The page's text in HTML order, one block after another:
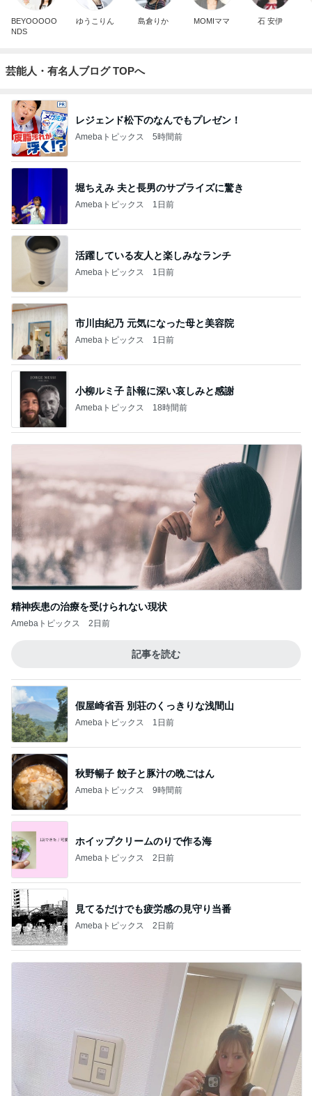
BEYOOOOO
NDS
ゆうこりん 島倉りか MOMIママ 石 安伊
芸能人・有名人ブログ TOPへ
レジェンド松下のなんでもプレゼン！
Amebaトピックス 5時間前
堀ちえみ 夫と長男のサプライズに驚き
Amebaトピックス 1日前
活躍している友人と楽しみなランチ
Amebaトピックス 1日前
市川由紀乃 元気になった母と美容院
Amebaトピックス 1日前
小柳ルミ子 訃報に深い哀しみと感謝
Amebaトピックス 18時間前
精神疾患の治療を受けられない現状
Amebaトピックス 2日前
記事を読む
假屋崎省吾 別荘のくっきりな浅間山
Amebaトピックス 1日前
秋野暢子 餃子と豚汁の晩ごはん
Amebaトピックス 9時間前
ホイップクリームのりで作る海
Amebaトピックス 2日前
見てるだけでも疲労感の見守り当番
Amebaトピックス 2日前